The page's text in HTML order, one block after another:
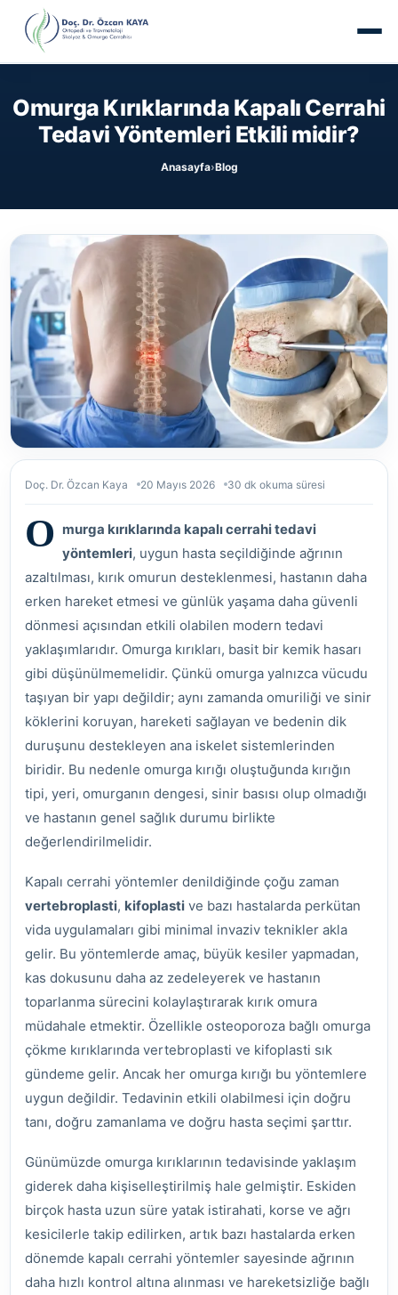
Omurga Kırıklarında Kapalı Cerrahi
Tedavi Yöntemleri Etkili midir?
Anasayfa›Blog
Doç. Dr. Özcan Kaya 20 Mayıs 2026 30 dk okuma süresi
O murga kırıklarında kapalı cerrahi tedavi
yöntemleri, uygun hasta seçildiğinde ağrının
azaltılması, kırık omurun desteklenmesi, hastanın daha
erken hareket etmesi ve günlük yaşama daha güvenli
dönmesi açısından etkili olabilen modern tedavi
yaklaşımlarıdır. Omurga kırıkları, basit bir kemik hasarı
gibi düşünülmemelidir. Çünkü omurga yalnızca vücudu
taşıyan bir yapı değildir; aynı zamanda omuriliği ve sinir
köklerini koruyan, hareketi sağlayan ve bedenin dik
duruşunu destekleyen ana iskelet sistemlerinden
biridir. Bu nedenle omurga kırığı oluştuğunda kırığın
tipi, yeri, omurganın dengesi, sinir basısı olup olmadığı
ve hastanın genel sağlık durumu birlikte
değerlendirilmelidir.
Kapalı cerrahi yöntemler denildiğinde çoğu zaman
vertebroplasti, kifoplasti ve bazı hastalarda perkütan
vida uygulamaları gibi minimal invaziv teknikler akla
gelir. Bu yöntemlerde amaç, büyük kesiler yapmadan,
kas dokusunu daha az zedeleyerek ve hastanın
toparlanma sürecini kolaylaştırarak kırık omura
müdahale etmektir. Özellikle osteoporoza bağlı omurga
çökme kırıklarında vertebroplasti ve kifoplasti sık
gündeme gelir. Ancak her omurga kırığı bu yöntemlere
uygun değildir. Tedavinin etkili olabilmesi için doğru
tanı, doğru zamanlama ve doğru hasta seçimi şarttır.
Günümüzde omurga kırıklarının tedavisinde yaklaşım
giderek daha kişiselleştirilmiş hale gelmiştir. Eskiden
birçok hasta uzun süre yatak istirahati, korse ve ağrı
kesicilerle takip edilirken, artık bazı hastalarda erken
dönemde kapalı cerrahi yöntemler sayesinde ağrının
daha hızlı kontrol altına alınması ve hareketsizliğe bağlı